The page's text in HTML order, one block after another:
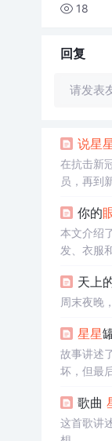
18
回复
请发表
说星
在抗击新
员，再到
你的
本文介绍
发、衣服
天上
周末夜晚
星星
故事讲述
坏，但最
歌曲
这首歌讲